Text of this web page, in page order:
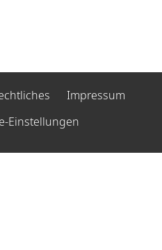
Impressum
Einstellungen